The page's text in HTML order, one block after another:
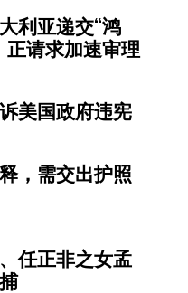
利亚递交“鸿
正请求加速审理
美国政府违宪
，需交出护照
任正非之女孟